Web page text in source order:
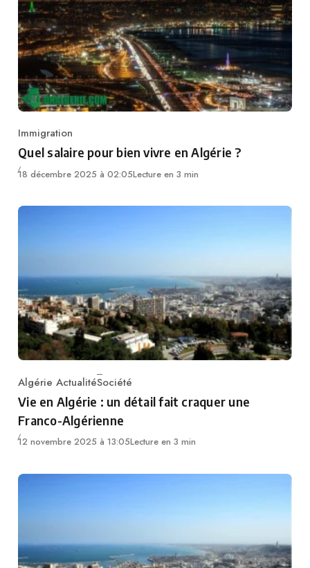
Category
Immigration
Quel salaire pour bien vivre en Algérie ?
18 décembre 2025 à 02:05Lecture en 3 min
Category
Algérie ActualitéSociété
Vie en Algérie : un détail fait craquer une
Franco-Algérienne
12 novembre 2025 à 13:05Lecture en 3 min